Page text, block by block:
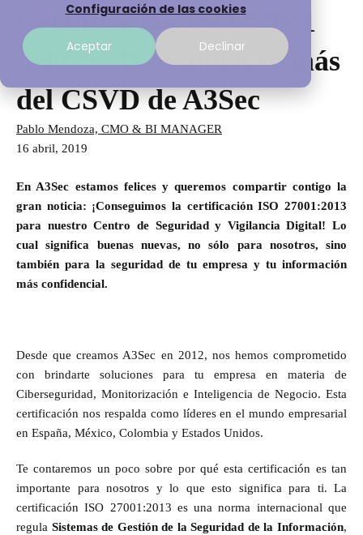
Configuración de las cookies
Aceptar Declinar
Certificación ISO 27001
del CSVD®: un logro más
del CSVD de A3Sec
Pablo Mendoza, CMO & BI MANAGER
16 abril, 2019
En A3Sec estamos felices y queremos compartir contigo la
gran noticia: ¡Conseguimos la certificación ISO 27001:2013
para nuestro Centro de Seguridad y Vigilancia Digital! Lo
cual significa buenas nuevas, no sólo para nosotros, sino
también para la seguridad de tu empresa y tu información
más confidencial.
Desde que creamos A3Sec en 2012, nos hemos comprometido
con brindarte soluciones para tu empresa en materia de
Ciberseguridad, Monitorización e Inteligencia de Negocio. Esta
certificación nos respalda como líderes en el mundo empresarial
en España, México, Colombia y Estados Unidos.
Te contaremos un poco sobre por qué esta certificación es tan
importante para nosotros y lo que esto significa para ti. La
certificación ISO 27001:2013 es una norma internacional que
regula Sistemas de Gestión de la Seguridad de la Información,